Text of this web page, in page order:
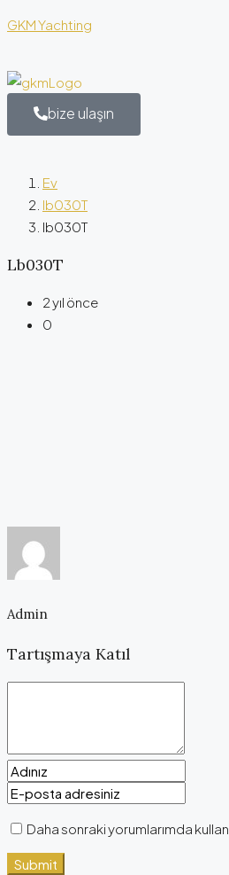
GKM Yachting
bize ulaşın
Ev
lb030T
lb030T
Lb030T
2 yıl önce
0
Admin
Tartışmaya Katıl
Daha sonraki yorumlarımda